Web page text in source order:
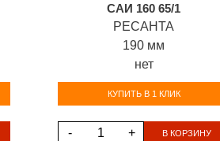
САИ 160 65/1
РЕСАНТА
190 мм
нет
КУПИТЬ В 1 КЛИК
- + В КОРЗИНУ